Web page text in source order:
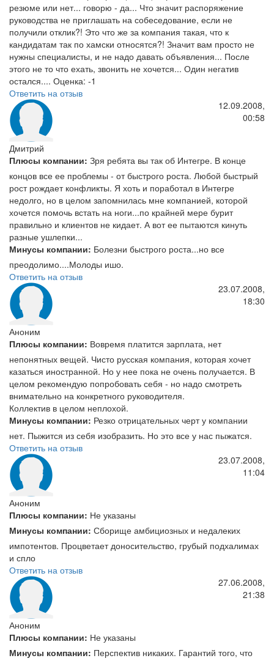
резюме или нет... говорю - да... Что значит распоряжение
руководства не приглашать на собеседование, если не
получили отклик?! Это что же за компания такая, что к
кандидатам так по хамски относятся?! Значит вам просто не
нужны специалисты, и не надо давать объявления... После
этого не то что ехать, звонить не хочется... Один негатив
остался.... Оценка: -1
Ответить на отзыв
Дмитрий
12.09.2008,
00:58
Плюсы компании: Зря ребята вы так об Интегре. В конце
концов все ее проблемы - от быстрого роста. Любой быстрый
рост рождает конфликты. Я хоть и поработал в Интегре
недолго, но в целом запомнилась мне компанией, которой
хочется помочь встать на ноги...по крайней мере бурит
правильно и клиентов не кидает. А вот ее пытаются кинуть
разные ушлепки...
Минусы компании: Болезни быстрого роста...но все
преодолимо....Молоды ишо.
Ответить на отзыв
Аноним
23.07.2008,
18:30
Плюсы компании: Вовремя платится зарплата, нет
непонятных вещей. Чисто русская компания, которая хочет
казаться иностранной. Но у нее пока не очень получается. В
целом рекомендую попробовать себя - но надо смотреть
внимательно на конкретного руководителя.
Коллектив в целом неплохой.
Минусы компании: Резко отрицательных черт у компании
нет. Пыжится из себя изобразить. Но это все у нас пыжатся.
Ответить на отзыв
Аноним
23.07.2008,
11:04
Плюсы компании: Не указаны
Минусы компании: Сборище амбициозных и недалеких
импотентов. Процветает доносительство, грубый подхалимах
и спло
Ответить на отзыв
Аноним
27.06.2008,
21:38
Плюсы компании: Не указаны
Минусы компании: Перспектив никаких. Гарантий того, что